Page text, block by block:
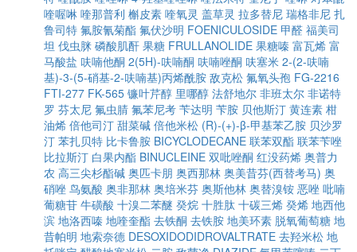
喹喔啉 喹那普利 槲皮素 喹氧灵 盖草灵 拉多替尼 瑞格非尼 扎
鲁司特 氟胺氰菊酯 氟伏沙明 FOENICULOSIDE 甲醛 福美司
坦 伐虫脒 磷酸肌酐 果糖 FRULLANOLIDE 果糖嗪 富瓦烯 富
马酸盐 呋喃他酮 2(5H)-呋喃酮 呋喃唑酮 呋塞米 2-(2-呋喃
基)-3-(5-硝基-2-呋喃基)丙烯酰胺 敌克松 氟氧头孢 FG-2216
FTI-277 FK-565 镰叶芹醇 里哪醇 法舒地尔 非班太尔 非诺特
罗 芬太尼 氟虫腈 氟苯尼考 苄达明 苄胺 贝他斯汀 黄连素 柑
油烯 倍他司汀 甜菜碱 倍他米松 (R)-(+)-β-甲基苯乙胺 贝沙罗
汀 苯扎贝特 比卡鲁胺 BICYCLODECANE 联苯双酯 联苯苄唑
比拉斯汀 白果内酯 BINUCLEINE 双吡唑酮 红没药烯 奥普力
农 高三尖杉酯碱 奥匹卡朋 奥西那林 奥美昔芬(西替考马) 奥
硝唑 鸟氨酸 奥非那林 奥培米芬 奥斯他林 奥替溴铵 恶唑 吡喃
葡糖苷 牛磺酸 十溴二苯醚 癸烷 十胜肽 十碳三烯 癸烯 地西他
滨 地洛西嗪 地喹奎酯 去铁酮 去铁胺 地美环素 脱氧葡萄糖 地
昔帕明 地索奈德 DESOXIDODIDROVALTRATE 去羟米松 地